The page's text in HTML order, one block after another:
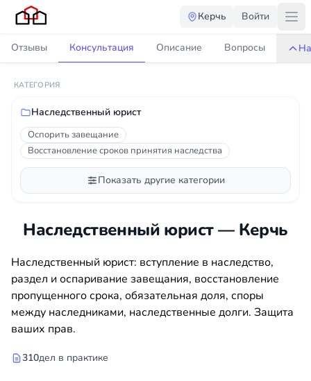
Керчь Войти
Отзывы Консультация Описание Вопросы
КАТЕГОРИЯ
Наследственный юрист
Оспорить завещание
Восстановление сроков принятия наследства
Показать другие категории
Наследственный юрист — Керчь
Наследственный юрист: вступление в наследство,
раздел и оспаривание завещания, восстановление
пропущенного срока, обязательная доля, споры
между наследниками, наследственные долги. Защита
ваших прав.
310дел в практике